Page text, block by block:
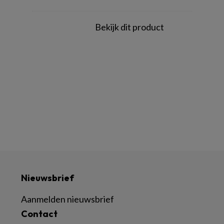
Bekijk dit product
Nieuwsbrief
Aanmelden nieuwsbrief
Contact